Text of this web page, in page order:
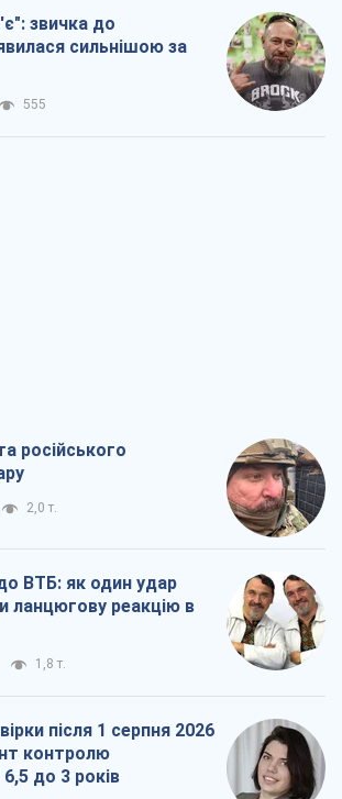
звичка до
сильнішою за
555
російського
2,0 т.
ВТБ: як один удар
ланцюгову реакцію в
1,8 т.
після 1 серпня 2026
контролю
до 3 років